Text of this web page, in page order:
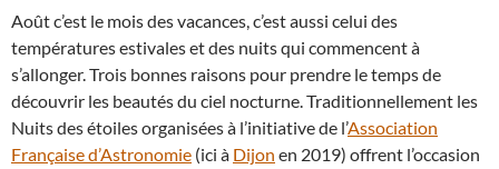
Août c’est le mois des vacances, c’est aussi celui des
températures estivales et des nuits qui commencent à
s’allonger. Trois bonnes raisons pour prendre le temps de
découvrir les beautés du ciel nocturne. Traditionnellement les
Nuits des étoiles organisées à l’initiative de l’Association
Française d’Astronomie (ici à Dijon en 2019) offrent l’occasion